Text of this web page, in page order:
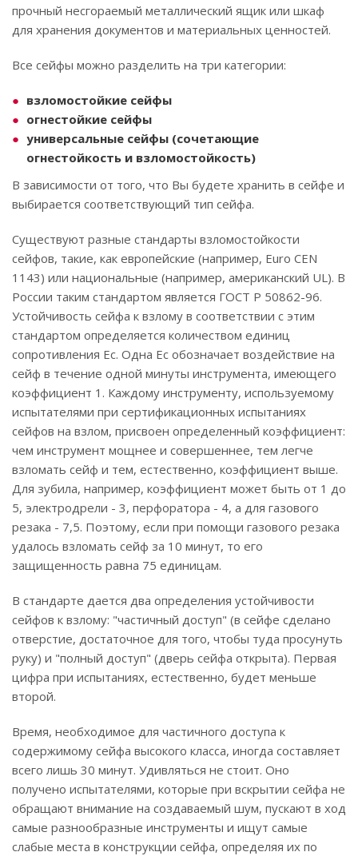
прочный несгораемый металлический ящик или шкаф
для хранения документов и материальных ценностей.
Все сейфы можно разделить на три категории:
взломостойкие сейфы
огнестойкие сейфы
универсальные сейфы (сочетающие
огнестойкость и взломостойкость)
В зависимости от того, что Вы будете хранить в сейфе и
выбирается соответствующий тип сейфа.
Существуют разные стандарты взломостойкости
сейфов, такие, как европейские (например, Euro CEN
1143) или национальные (например, американский UL). В
России таким стандартом является ГОСТ Р 50862-96.
Устойчивость сейфа к взлому в соответствии с этим
стандартом определяется количеством единиц
сопротивления Ec. Одна Ec обозначает воздействие на
сейф в течение одной минуты инструмента, имеющего
коэффициент 1. Каждому инструменту, используемому
испытателями при сертификационных испытаниях
сейфов на взлом, присвоен определенный коэффициент:
чем инструмент мощнее и совершеннее, тем легче
взломать сейф и тем, естественно, коэффициент выше.
Для зубила, например, коэффициент может быть от 1 до
5, электродрели - 3, перфоратора - 4, а для газового
резака - 7,5. Поэтому, если при помощи газового резака
удалось взломать сейф за 10 минут, то его
защищенность равна 75 единицам.
В стандарте дается два определения устойчивости
сейфов к взлому: "частичный доступ" (в сейфе сделано
отверстие, достаточное для того, чтобы туда просунуть
руку) и "полный доступ" (дверь сейфа открыта). Первая
цифра при испытаниях, естественно, будет меньше
второй.
Время, необходимое для частичного доступа к
содержимому сейфа высокого класса, иногда составляет
всего лишь 30 минут. Удивляться не стоит. Оно
получено испытателями, которые при вскрытии сейфа не
обращают внимание на создаваемый шум, пускают в ход
самые разнообразные инструменты и ищут самые
слабые места в конструкции сейфа, определяя их по